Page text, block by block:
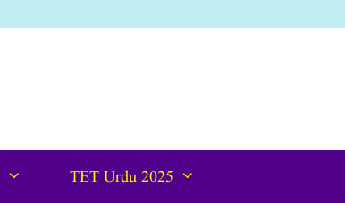
TET Urdu 2025